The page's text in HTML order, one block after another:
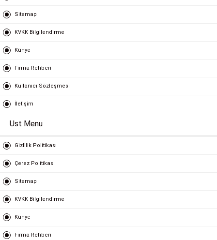
Sitemap
KVKK Bilgilendirme
Künye
Firma Rehberi
Kullanıcı Sözleşmesi
İletişim
Ust Menu
Gizlilik Politikası
Çerez Politikası
Sitemap
KVKK Bilgilendirme
Künye
Firma Rehberi